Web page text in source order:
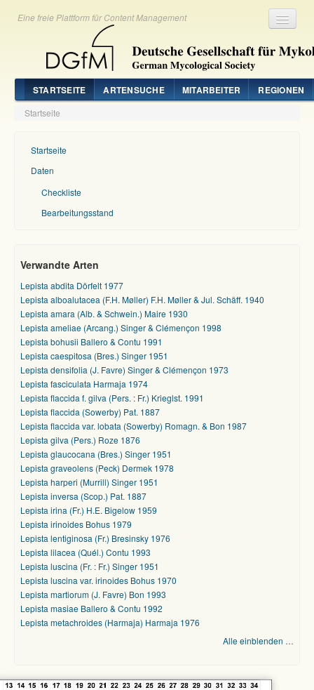
Eine freie Plattform für Content Management
STARTSEITE ARTENSUCHE MITARBEITER REGIONEN
Startseite
Startseite
Daten
Checkliste
Bearbeitungsstand
Verwandte Arten
Lepista abdita Dörfelt 1977
Lepista alboalutacea (F.H. Møller) F.H. Møller & Jul. Schäff. 1940
Lepista amara (Alb. & Schwein.) Maire 1930
Lepista ameliae (Arcang.) Singer & Clémençon 1998
Lepista bohusii Ballero & Contu 1991
Lepista caespitosa (Bres.) Singer 1951
Lepista densifolia (J. Favre) Singer & Clémençon 1973
Lepista fasciculata Harmaja 1974
Lepista flaccida f. gilva (Pers. : Fr.) Krieglst. 1991
Lepista flaccida (Sowerby) Pat. 1887
Lepista flaccida var. lobata (Sowerby) Romagn. & Bon 1987
Lepista gilva (Pers.) Roze 1876
Lepista glaucocana (Bres.) Singer 1951
Lepista graveolens (Peck) Dermek 1978
Lepista harperi (Murrill) Singer 1951
Lepista inversa (Scop.) Pat. 1887
Lepista irina (Fr.) H.E. Bigelow 1959
Lepista irinoides Bohus 1979
Lepista lentiginosa (Fr.) Bresinsky 1976
Lepista lilacea (Quél.) Contu 1993
Lepista luscina (Fr. : Fr.) Singer 1951
Lepista luscina var. irinoides Bohus 1970
Lepista martiorum (J. Favre) Bon 1993
Lepista masiae Ballero & Contu 1992
Lepista metachroides (Harmaja) Harmaja 1976
Alle einblenden …